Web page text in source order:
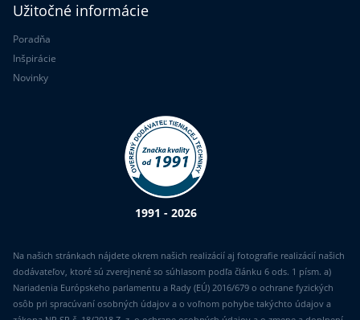
Užitočné informácie
Poradňa
Inšpirácie
Novinky
1991 - 2026
Na našich stránkach nájdete okrem našich realizácií aj fotografie realizácií našich
dodávateľov, ktoré sú zverejnené so súhlasom podľa článku 6 ods. 1 písm. a)
Nariadenia Európskeho parlamentu a Rady (EÚ) 2016/679 o ochrane fyzických
osôb pri spracúvaní osobných údajov a o voľnom pohybe takýchto údajov a